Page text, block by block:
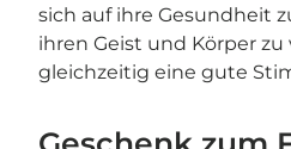
sich auf ihre Gesundheit
ihren Geist und Körper
gleichzeitig eine gute